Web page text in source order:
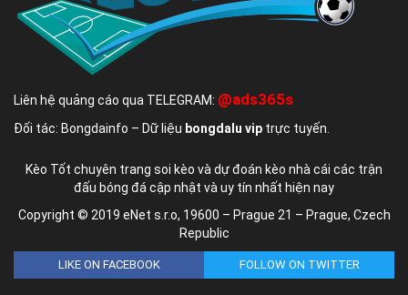
Liên hệ quảng cáo qua TELEGRAM: @ads365s
Đối tác: Bongdainfo – Dữ liệu bongdalu vip trực tuyến.
Kèo Tốt chuyên trang soi kèo và dự đoán kèo nhà cái các trận
đấu bóng đá cập nhật và uy tín nhất hiện nay
Copyright © 2019 eNet s.r.o, 19600 – Prague 21 – Prague, Czech
Republic
LIKE ON FACEBOOK FOLLOW ON TWITTER